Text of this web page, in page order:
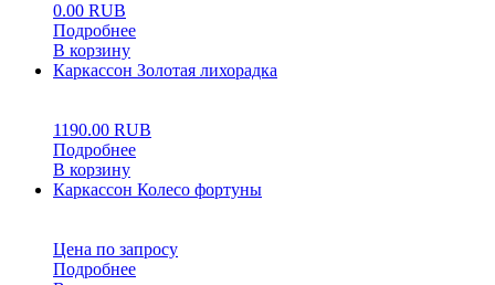
0.00 RUB
Подробнее
В корзину
Каркассон Золотая лихорадка
1190.00 RUB
Подробнее
В корзину
Каркассон Колесо фортуны
Цена по запросу
Подробнее